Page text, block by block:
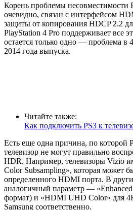
Корень проблемы несовместимости
очевидно, связан с интерфейсом
защиты от копирования HDCP 2.2
PlayStation 4 Pro поддерживает все
остается только одно — проблема в
2014 года выпуска.
Читайте также:
Как подключить PS3 к
Есть еще одна причина, по которой
телевизор не могут правильно
HDR. Например, телевизоры Vizio
Color Subsampling», которая может
определенного HDMI порта. В
аналогичный параметр —
формат) и «HDMI UHD Color» для
Samsung соответственно.